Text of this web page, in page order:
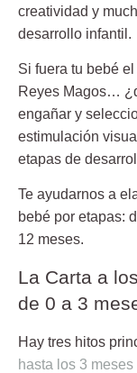
creatividad y
desarrollo infantil.
Si fuera tu bebé
Reyes Magos…
engañar y
estimulación
etapas de
Te ayudarnos a
bebé por etapas:
12 meses.
La Carta a
de 0 a 3
Hay tres hitos
hasta los 3 meses